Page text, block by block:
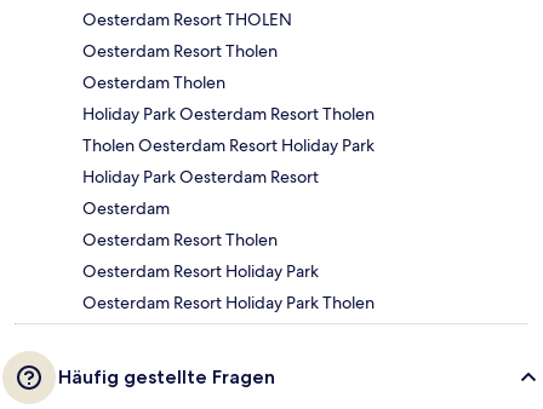
Oesterdam Resort THOLEN
Oesterdam Resort Tholen
Oesterdam Tholen
Holiday Park Oesterdam Resort Tholen
Tholen Oesterdam Resort Holiday Park
Holiday Park Oesterdam Resort
Oesterdam
Oesterdam Resort Tholen
Oesterdam Resort Holiday Park
Oesterdam Resort Holiday Park Tholen
Häufig gestellte Fragen